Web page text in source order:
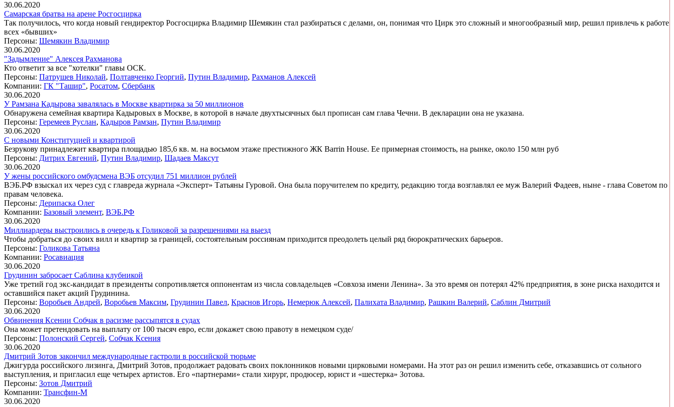
30.06.2020
Самарская братва на арене Росгосцирка
Так получилось, что когда новый гендиректор Росгосцирка Владимир Шемякин стал разбираться с делами, он, понимая что Цирк это сложный и многообразный мир, решил привлечь к работе
всех «бывших»
Персоны: Шемякин Владимир
30.06.2020
"Задымление" Алексея Рахманова
Кто ответит за все "хотелки" главы ОСК.
Персоны: Патрушев Николай, Полтавченко Георгий, Путин Владимир, Рахманов Алексей
Компании: ГК "Ташир", Росатом, Сбербанк
30.06.2020
У Рамзана Кадырова завалялась в Москве квартирка за 50 миллионов
Обнаружена семейная квартира Кадыровых в Москве, в которой в начале двухтысячных был прописан сам глава Чечни. В декларации она не указана.
Персоны: Геремеев Руслан, Кадыров Рамзан, Путин Владимир
30.06.2020
С новыми Конституцией и квартирой
Безрукову принадлежит квартира площадью 185,6 кв. м. на восьмом этаже престижного ЖК Barrin House. Ее примерная стоимость, на рынке, около 150 млн руб
Персоны: Дитрих Евгений, Путин Владимир, Шадаев Максут
30.06.2020
У жены российского омбудсмена ВЭБ отсудил 751 миллион рублей
ВЭБ.РФ взыскал их через суд с главреда журнала «Эксперт» Татьяны Гуровой. Она была поручителем по кредиту, редакцию тогда возглавлял ее муж Валерий Фадеев, ныне - глава Советом по
правам человека.
Персоны: Дерипаска Олег
Компании: Базовый элемент, ВЭБ.РФ
30.06.2020
Миллиардеры выстроились в очередь к Голиковой за разрешениями на выезд
Чтобы добраться до своих вилл и квартир за границей, состоятельным россиянам приходится преодолеть целый ряд бюрократических барьеров.
Персоны: Голикова Татьяна
Компании: Росавиация
30.06.2020
Грудинин забросает Саблина клубникой
Уже третий год экс-кандидат в президенты сопротивляется оппонентам из числа совладельцев «Совхоза имени Ленина». За это время он потерял 42% предприятия, в зоне риска находится и
оставшийся пакет акций Грудинина.
Персоны: Воробьев Андрей, Воробьев Максим, Грудинин Павел, Краснов Игорь, Немерюк Алексей, Палихата Владимир, Рашкин Валерий, Саблин Дмитрий
30.06.2020
Обвинения Ксении Собчак в расизме рассыпятся в судах
Она может претендовать на выплату от 100 тысяч евро, если докажет свою правоту в немецком суде/
Персоны: Полонский Сергей, Собчак Ксения
30.06.2020
Дмитрий Зотов закончил международные гастроли в российской тюрьме
Джигурда российского лизинга, Дмитрий Зотов, продолжает радовать своих поклонников новыми цирковыми номерами. На этот раз он решил изменить себе, отказавшись от сольного
выступления, и пригласил еще четырех артистов. Его «партнерами» стали хирург, продюсер, юрист и «шестерка» Зотова.
Персоны: Зотов Дмитрий
Компании: Трансфин-М
30.06.2020